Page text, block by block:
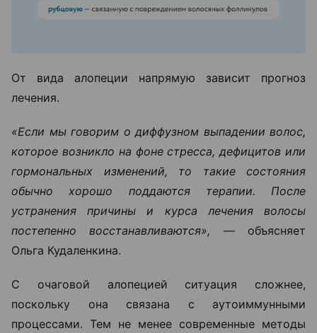
От вида алопеции напрямую зависит прогноз
лечения.
«Если мы говорим о диффузном выпадении волос,
которое возникло на фоне стресса, дефицитов или
гормональных изменений, то такие состояния
обычно хорошо поддаются терапии. После
устранения причины и курса лечения волосы
постепенно восстанавливаются», —объясняет
Ольга Кудаленкина.
С очаговой алопецией ситуация сложнее,
поскольку она связана с аутоиммунными
процессами. Тем не менее современные методы